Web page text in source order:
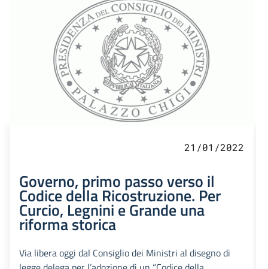
21/01/2022
Governo, primo passo verso il
Codice della Ricostruzione. Per
Curcio, Legnini e Grande una
riforma storica
Via libera oggi dal Consiglio dei Ministri al disegno di